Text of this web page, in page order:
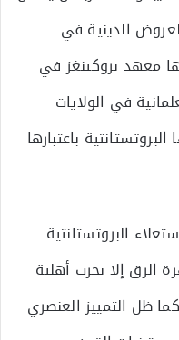
العروض الدينية في
معهد بروكينغز في
العلمانية في الولايات
باعتبارها
البروتستانتية
الرق إلا بحرب أهلية
ظل التمييز العنصري